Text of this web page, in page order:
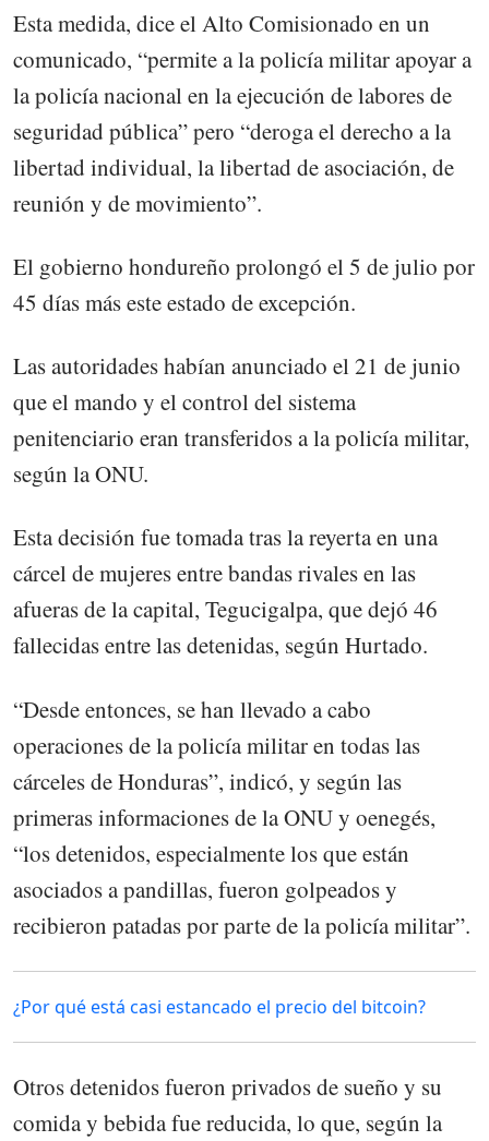
Esta medida, dice el Alto Comisionado en un
comunicado, “permite a la policía militar apoyar a
la policía nacional en la ejecución de labores de
seguridad pública” pero “deroga el derecho a la
libertad individual, la libertad de asociación, de
reunión y de movimiento”.
El gobierno hondureño prolongó el 5 de julio por
45 días más este estado de excepción.
Las autoridades habían anunciado el 21 de junio
que el mando y el control del sistema
penitenciario eran transferidos a la policía militar,
según la ONU.
Esta decisión fue tomada tras la reyerta en una
cárcel de mujeres entre bandas rivales en las
afueras de la capital, Tegucigalpa, que dejó 46
fallecidas entre las detenidas, según Hurtado.
“Desde entonces, se han llevado a cabo
operaciones de la policía militar en todas las
cárceles de Honduras”, indicó, y según las
primeras informaciones de la ONU y oenegés,
“los detenidos, especialmente los que están
asociados a pandillas, fueron golpeados y
recibieron patadas por parte de la policía militar”.
¿Por qué está casi estancado el precio del bitcoin?
Otros detenidos fueron privados de sueño y su
comida y bebida fue reducida, lo que, según la